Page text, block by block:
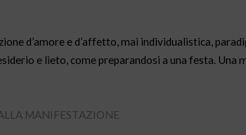
d’amore e d’affetto, mai individualistica,
e lieto, come preparandosi a una festa. Una
MANIFESTAZIONE